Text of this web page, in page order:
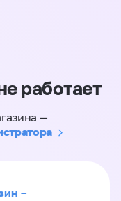
работает
—
–